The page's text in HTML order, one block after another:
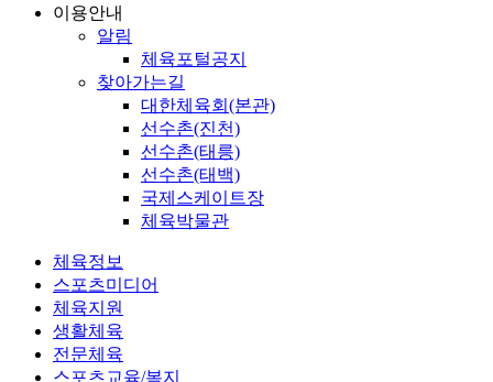
이용안내
알림
체육포털공지
찾아가는길
대한체육회(본관)
선수촌(진천)
선수촌(태릉)
선수촌(태백)
국제스케이트장
체육박물관
체육정보
스포츠미디어
체육지원
생활체육
전문체육
스포츠교육/복지